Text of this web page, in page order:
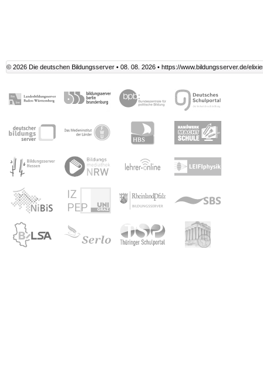
© 2026 Die deutschen Bildungsserver • 08. 08. 2026 • https://www.bildungsserver.de/